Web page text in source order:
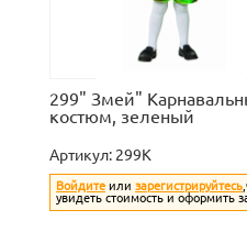
299" Змей"
костюм, зеленый
Артикул: 299K
Войдите или зарегистрируйтесь
увидеть стоимость и оформить